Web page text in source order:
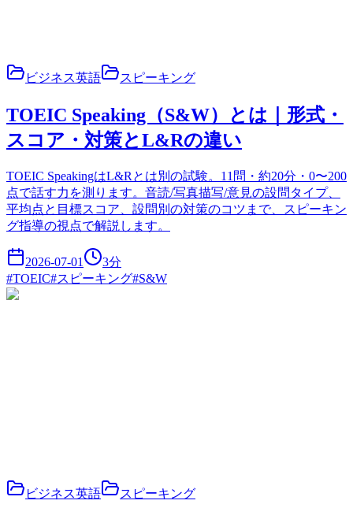
ビジネス英語 スピーキング
TOEIC Speaking（S&W）とは｜形式・
スコア・対策とL&Rの違い
TOEIC SpeakingはL&Rとは別の試験。11問・約20分・0〜200
点で話す力を測ります。音読/写真描写/意見の設問タイプ、
平均点と目標スコア、設問別の対策のコツまで、スピーキン
グ指導の視点で解説します。
2026-07-01 3分
#TOEIC#スピーキング#S&W
ビジネス英語 スピーキング